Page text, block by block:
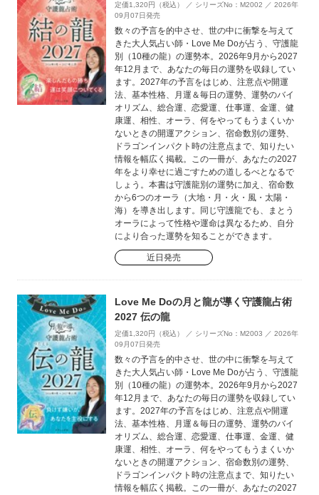
定価1,320円（税込） ／ シリーズNo：M2002 ／ 2026年
09月07日発売
数々の予言を的中させ、世の中に衝撃を与えて
きた大人気占い師・Love Me Doが占う、守護龍
別（10種の龍）の運勢本。2026年9月から2027
年12月まで、あなたの毎日の運勢を収録してい
ます。2027年の予言をはじめ、注意点や開運
法、基本性格、月運＆毎日の運勢、運勢のバイ
オリズム、総合運、恋愛運、仕事運、金運、健
康運、相性、オーラ、何をやってもうまくいか
ないときの開運アクション、宿命数別の運勢、
ドラゴンインパクト時の注意点まで、知りたい
情報を幅広く掲載。この一冊が、あなたの2027
年をより幸せに過ごすための道しるべとなるで
しょう。本書は守護龍別の運勢に加え、宿命数
から6つのオーラ（大地・月・火・風・太陽・
海）を導き出します。同じ守護龍でも、まとう
オーラによって性格や運命は異なるため、自分
により合った運勢を知ることができます。
近日発売
Love Me Doの月と龍が導く守護龍占術
2027 伝の龍
定価1,320円（税込） ／ シリーズNo：M2003 ／ 2026年
09月07日発売
数々の予言を的中させ、世の中に衝撃を与えて
きた大人気占い師・Love Me Doが占う、守護龍
別（10種の龍）の運勢本。2026年9月から2027
年12月まで、あなたの毎日の運勢を収録してい
ます。2027年の予言をはじめ、注意点や開運
法、基本性格、月運＆毎日の運勢、運勢のバイ
オリズム、総合運、恋愛運、仕事運、金運、健
康運、相性、オーラ、何をやってもうまくいか
ないときの開運アクション、宿命数別の運勢、
ドラゴンインパクト時の注意点まで、知りたい
情報を幅広く掲載。この一冊が、あなたの2027